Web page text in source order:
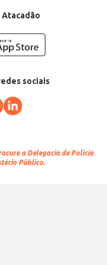
sociais
a Delegacia de Polícia
Público.